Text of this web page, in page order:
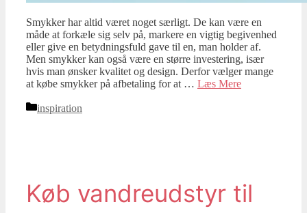
Smykker har altid været noget særligt. De kan være en
måde at forkæle sig selv på, markere en vigtig begivenhed
eller give en betydningsfuld gave til en, man holder af.
Men smykker kan også være en større investering, især
hvis man ønsker kvalitet og design. Derfor vælger mange
at købe smykker på afbetaling for at … Læs Mere
Kategorier
inspiration
Køb vandreudstyr til